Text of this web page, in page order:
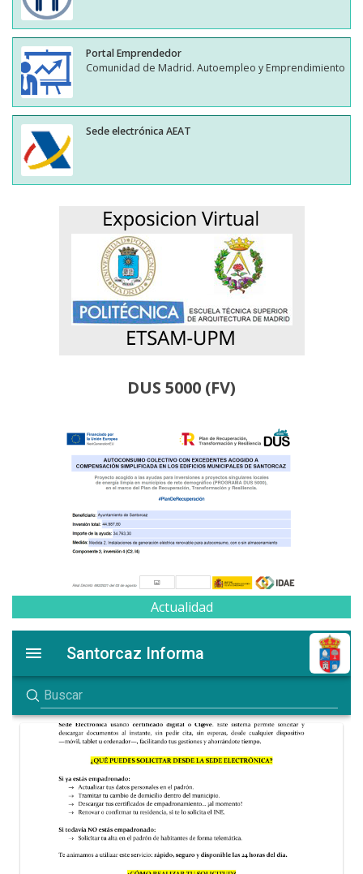
Portal Emprendedor
Comunidad de Madrid. Autoempleo y Emprendimiento
Sede electrónica AEAT
DUS 5000 (FV)
Actualidad